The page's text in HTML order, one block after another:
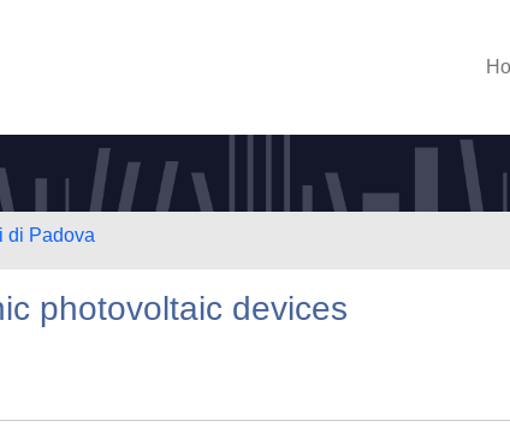
di Padova
photovoltaic devices